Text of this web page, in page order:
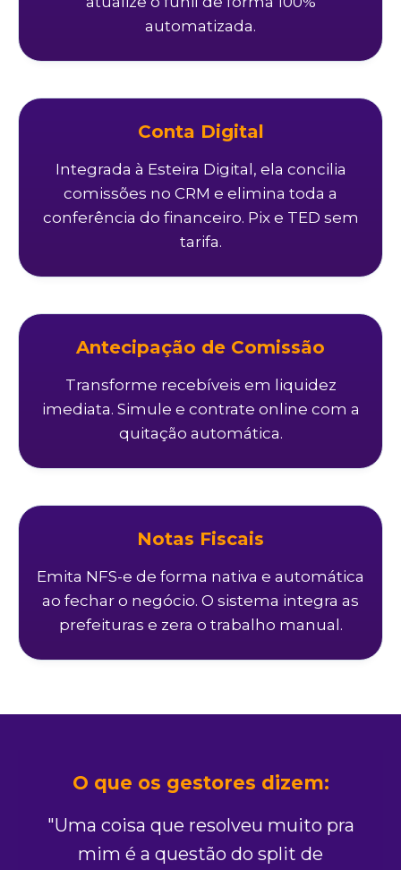
automatizada.
Conta Digital
Integrada à Esteira Digital, ela concilia
comissões no CRM e elimina toda a
conferência do financeiro. Pix e TED sem
tarifa.
Antecipação de Comissão
Transforme recebíveis em liquidez
imediata. Simule e contrate online com a
quitação automática.
Notas Fiscais
Emita NFS-e de forma nativa e automática
ao fechar o negócio. O sistema integra as
prefeituras e zera o trabalho manual.
O que os gestores dizem:
"Uma coisa que resolveu muito pra
mim é a questão do split de